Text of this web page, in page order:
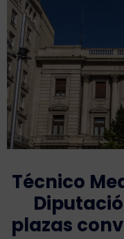
Técnico
plazas